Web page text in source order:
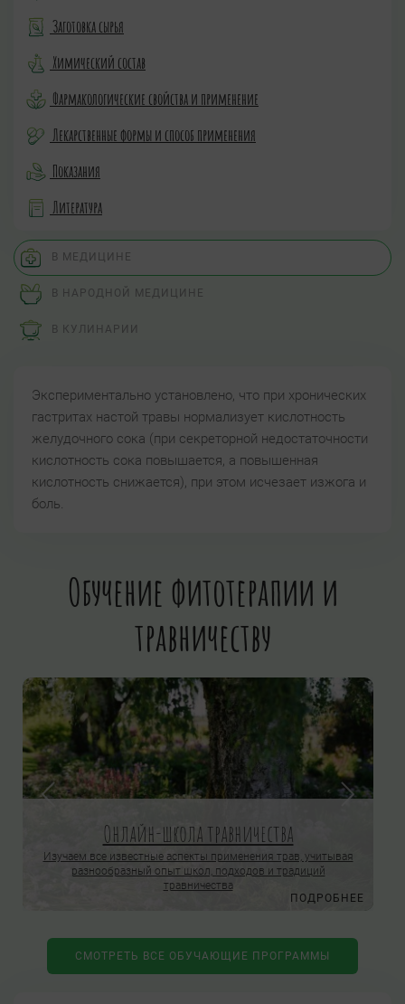
Заготовка сырья
Химический состав
Фармакологические свойства и применение
Лекарственные формы и способ применения
Показания
Литература
В МЕДИЦИНЕ
В НАРОДНОЙ МЕДИЦИНЕ
В КУЛИНАРИИ
Экспериментально установлено, что при хронических
гастритах настой травы нормализует кислотность
желудочного сока (при секреторной недостаточности
кислотность сока повышается, а повышенная
кислотность снижается), при этом исчезает изжога и
боль.
Обучение фитотерапии и
травничеству
Онлайн-школа травничества
Изучаем все известные аспекты применения трав, учитывая
разнообразный опыт школ, подходов и традиций
травничества
ПОДРОБНЕЕ
СМОТРЕТЬ ВСЕ ОБУЧАЮЩИЕ ПРОГРАММЫ